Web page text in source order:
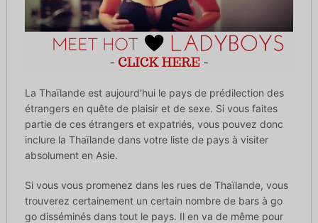
La Thaïlande est aujourd'hui le pays de prédilection des
étrangers en quête de plaisir et de sexe. Si vous faites
partie de ces étrangers et expatriés, vous pouvez donc
inclure la Thaïlande dans votre liste de pays à visiter
absolument en Asie.
Si vous vous promenez dans les rues de Thaïlande, vous
trouverez certainement un certain nombre de bars à go
go disséminés dans tout le pays. Il en va de même pour